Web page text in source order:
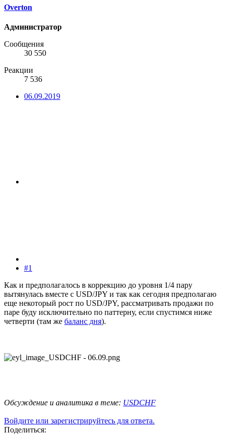
Overton
Администратор
Сообщения
30 550
Реакции
7 536
06.09.2019
#1
Как и предполагалось в коррекцию до уровня 1/4 пару
вытянулась вместе с USD/JPY и так как сегодня предполагаю
еще некоторый рост по USD/JPY, рассматривать продажи по
паре буду исключительно по паттерну, если спустимся ниже
четверти (там же баланс дня).
Обсуждение и аналитика в теме: USDCHF
Войдите или зарегистрируйтесь для ответа.
Поделиться: